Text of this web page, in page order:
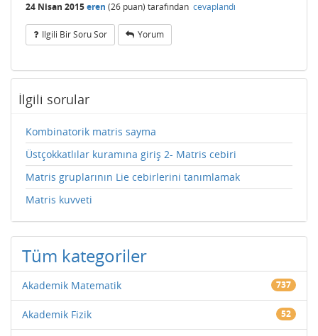
24 Nisan 2015eren (26 puan) tarafından cevaplandı
Ilgili Bir Soru Sor Yorum
İlgili sorular
Kombinatorik matris sayma
Üstçokkatlılar kuramına giriş 2- Matris cebiri
Matris gruplarının Lie cebirlerini tanımlamak
Matris kuvveti
Tüm kategoriler
Akademik Matematik 737
Akademik Fizik 52